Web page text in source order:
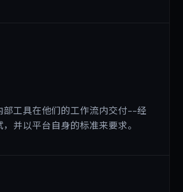
部工具在他们的工作流内交付--经
并以平台自身的标准来要求。